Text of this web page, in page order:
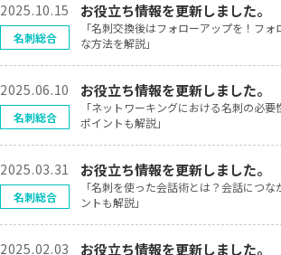
2025.10.15 お役立ち情報を更新しました。
「名刺交換後はフォローアップを！フ
な方法を解説」
名刺総合
2025.06.10 お役立ち情報を更新しました。
「ネットワーキングにおける名刺の必
ポイントも解説」
名刺総合
2025.03.31 お役立ち情報を更新しました。
「名刺を使った会話術とは？会話につ
ントも解説」
名刺総合
2025.02.03 お役立ち情報を更新しました。